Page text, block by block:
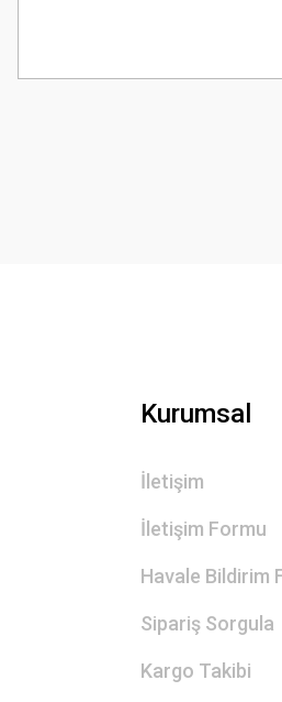
Görüş ve önerileriniz için teşekkür
Kurumsal
İletişim
İletişim Formu
Havale Bildirim
Sipariş Sorgula
Kargo Takibi